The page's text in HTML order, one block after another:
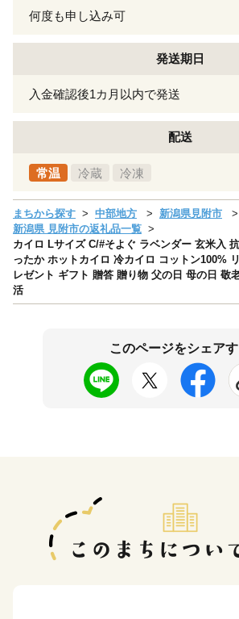
何度も申し込み可
発送期日
入金確認後1カ月以内で発送
配送
常温 冷蔵 冷凍
まちから探す 中部地方
新潟県見附市
新潟県 見附市の返礼品一覧
カイロ Lサイズ C/#そよぐ ラベンダー 玄米入
ったか ホットカイロ 冷カイロ コットン100%
レゼント ギフト 贈答 贈り物 父の日 母の日 敬
活
このページをシェア